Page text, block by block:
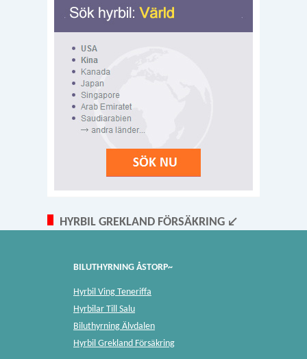
HYRBIL GREKLAND FÖRSÄKRING ↙
BILUTHYRNING ÅSTORP~
Hyrbil Ving Teneriffa
Hyrbilar Till Salu
Biluthyrning Älvdalen
Hyrbil Grekland Försäkring